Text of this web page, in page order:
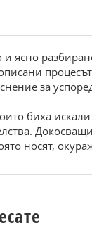
ясно
за
биха
носят,